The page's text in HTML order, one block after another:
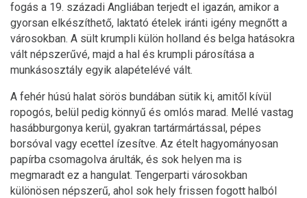
fogás a 19. századi Angliában terjedt el igazán, amikor a
gyorsan elkészíthető, laktató ételek iránti igény megnőtt a
városokban. A sült krumpli külön holland és belga hatásokra
vált népszerűvé, majd a hal és krumpli párosítása a
munkásosztály egyik alapételévé vált.
A fehér húsú halat sörös bundában sütik ki, amitől kívül
ropogós, belül pedig könnyű és omlós marad. Mellé vastag
hasábburgonya kerül, gyakran tartármártással, pépes
borsóval vagy ecettel ízesítve. Az ételt hagyományosan
papírba csomagolva árulták, és sok helyen ma is
megmaradt ez a hangulat. Tengerparti városokban
különösen népszerű, ahol sok hely frissen fogott halból